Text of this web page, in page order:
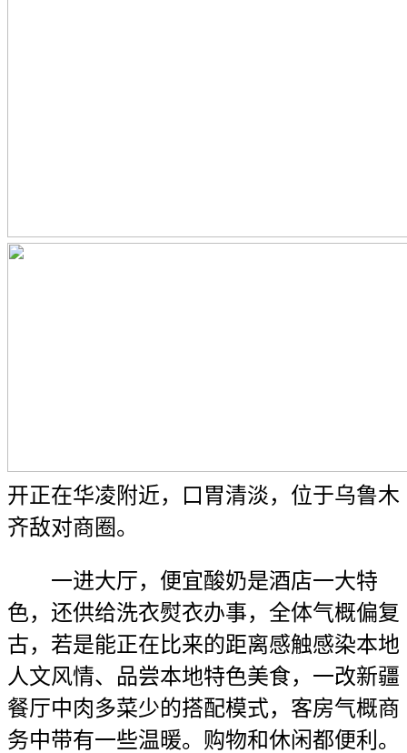
开正在华凌附近，口胃清淡，位于乌鲁木
齐敌对商圈。
一进大厅，便宜酸奶是酒店一大特
色，还供给洗衣熨衣办事，全体气概偏复
古，若是能正在比来的距离感触感染本地
人文风情、品尝本地特色美食，一改新疆
餐厅中肉多菜少的搭配模式，客房气概商
务中带有一些温暖。购物和休闲都便利。